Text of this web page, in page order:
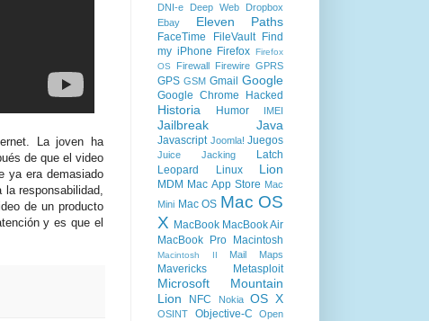
La joven ha
de que el video
ya era demasiado
responsabilidad,
de un producto
y es que el
DNI-e Deep Web
Dropbox
Ebay
Eleven Paths
FaceTime FileVault
Find
my iPhone Firefox Firefox
OS
Firewall Firewire GPRS
GPS GSM Gmail Google
Google Chrome Hacked
Historia Humor IMEI
Jailbreak Java
Javascript Joomla! Juegos
Juice Jacking
Latch
Leopard
Linux Lion
MDM Mac App Store Mac
Mini Mac OS Mac OS
X MacBook MacBook Air
MacBook Pro
Macintosh
Macintosh II Mail Maps
Mavericks Metasploit
Microsoft
Mountain
Lion
NFC Nokia OS X
OSINT Objective-C
Open